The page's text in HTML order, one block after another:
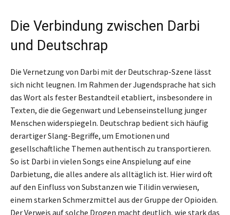
Die Verbindung zwischen Darbi
und Deutschrap
Die Vernetzung von Darbi mit der Deutschrap-Szene lässt
sich nicht leugnen. Im Rahmen der Jugendsprache hat sich
das Wort als fester Bestandteil etabliert, insbesondere in
Texten, die die Gegenwart und Lebenseinstellung junger
Menschen widerspiegeln. Deutschrap bedient sich häufig
derartiger Slang-Begriffe, um Emotionen und
gesellschaftliche Themen authentisch zu transportieren.
So ist Darbi in vielen Songs eine Anspielung auf eine
Darbietung, die alles andere als alltäglich ist. Hier wird oft
auf den Einfluss von Substanzen wie Tilidin verwiesen,
einem starken Schmerzmittel aus der Gruppe der Opioiden.
Der Verweis auf solche Drogen macht deutlich, wie stark das